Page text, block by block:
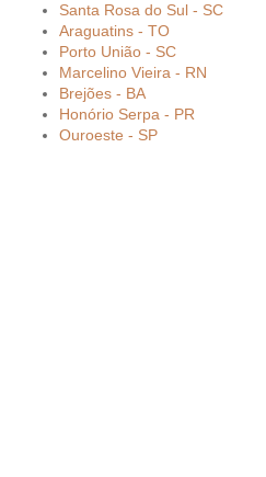
Santa Rosa do Sul - SC
Araguatins - TO
Porto União - SC
Marcelino Vieira - RN
Brejões - BA
Honório Serpa - PR
Ouroeste - SP